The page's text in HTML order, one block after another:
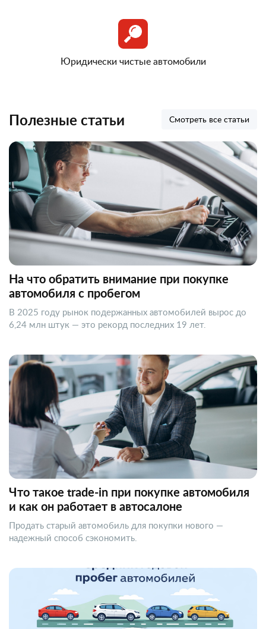
Юридически чистые автомобили
Полезные статьи Смотреть все статьи
На что обратить внимание при покупке
автомобиля с пробегом
В 2025 году рынок подержанных автомобилей вырос до
6,24 млн штук — это рекорд последних 19 лет.
Что такое trade-in при покупке автомобиля
и как он работает в автосалоне
Продать старый автомобиль для покупки нового —
надежный способ сэкономить.